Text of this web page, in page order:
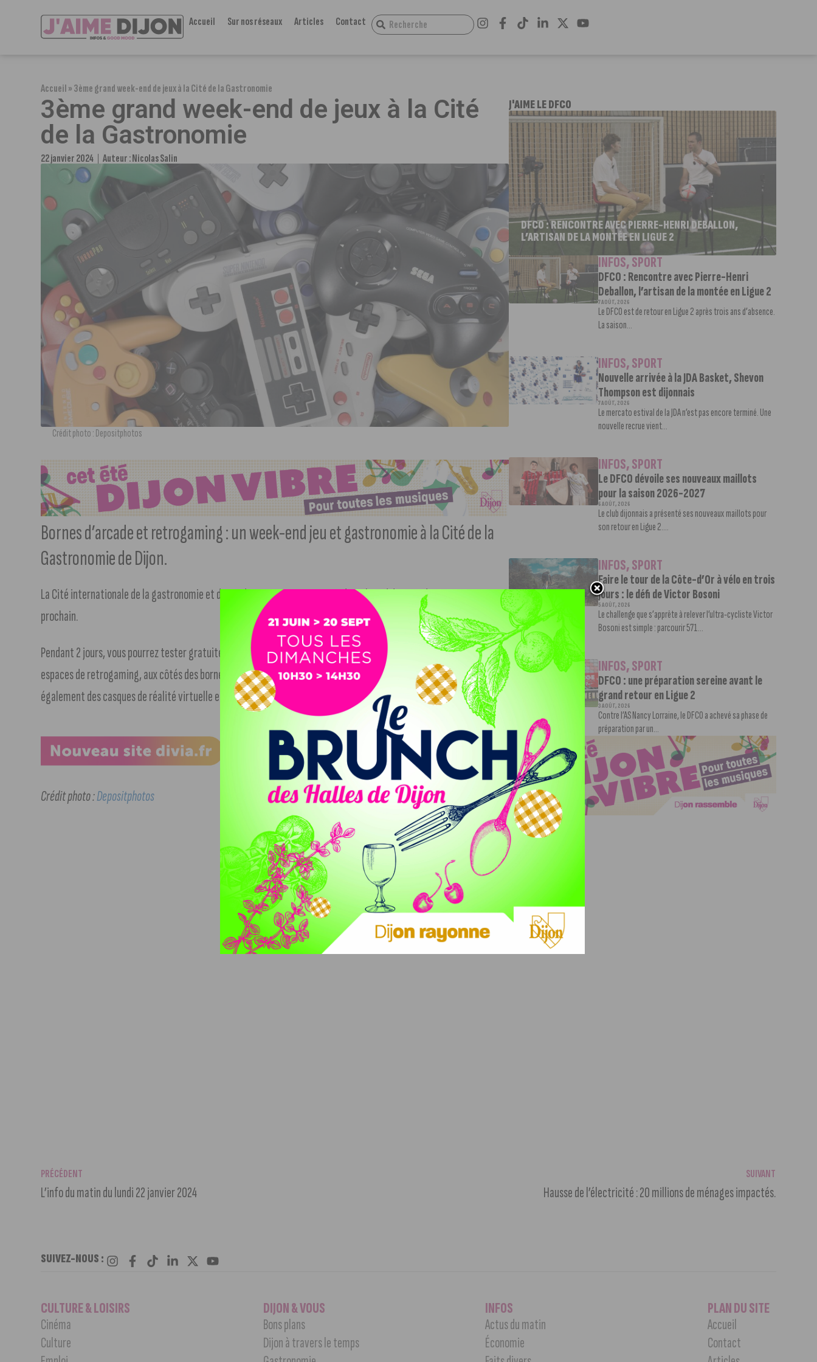
Accueil Sur nos réseaux Articles Contact
Accueil»3ème grand week-end de jeux à la Cité de la Gastronomie
3ème grand week-end de jeux à la Cité
de la Gastronomie
22 janvier 2024 Auteur :Nicolas Salin
Crédit photo : Depositphotos
Bornes d’arcade et retrogaming : un week-end jeu et gastronomie à la Cité de la
Gastronomie de Dijon.
La Cité internationale de la gastronomie et du vin de Dijon organise un grand week-end de jeux, du 26 au 28 janvier
prochain.
Pendant 2 jours, vous pourrez tester gratuitement de nombreux des années 80 et 90, mis à dispositions dans les
espaces de retrogaming, aux côtés des bornes d’arcade. Grande nouveauté de cette troisième édition : il y aura
également des casques de réalité virtuelle et des simulateurs de vol.
Crédit photo :Depositphotos
J'AIME LE DFCO
DFCO : RENCONTRE AVEC PIERRE-HENRI DEBALLON,
L’ARTISAN DE LA MONTÉE EN LIGUE 2
INFOS,SPORT
DFCO : Rencontre avec Pierre-Henri
Deballon, l’artisan de la montée en Ligue 2
7 AOÛT, 2026
Le DFCO est de retour en Ligue 2 après trois ans d’absence.
La saison...
INFOS,SPORT
Nouvelle arrivée à la JDA Basket, Shevon
Thompson est dijonnais
7 AOÛT, 2026
Le mercato estival de la JDA n’est pas encore terminé. Une
nouvelle recrue vient...
INFOS,SPORT
Le DFCO dévoile ses nouveaux maillots
pour la saison 2026-2027
6 AOÛT, 2026
Le club dijonnais a présenté ses nouveaux maillots pour
son retour en Ligue 2....
INFOS,SPORT
Faire le tour de la Côte-d’Or à vélo en trois
jours : le défi de Victor Bosoni
5 AOÛT, 2026
Le challenge que s’apprête à relever l’ultra-cycliste Victor
Bosoni est simple : parcourir 571...
INFOS,SPORT
DFCO : une préparation sereine avant le
grand retour en Ligue 2
3 AOÛT, 2026
Contre l’AS Nancy Lorraine, le DFCO a achevé sa phase de
préparation par un...
PRÉCÉDENT
L’info du matin du lundi 22 janvier 2024
SUIVANT
Hausse de l’électricité : 20 millions de ménages impactés.
SUIVEZ-NOUS :
CULTURE & LOISIRS
Cinéma
Culture
DIJON & VOUS
Bons plans
Dijon à travers le temps
INFOS
Actus du matin
Économie
PLAN DU SITE
Accueil
Contact